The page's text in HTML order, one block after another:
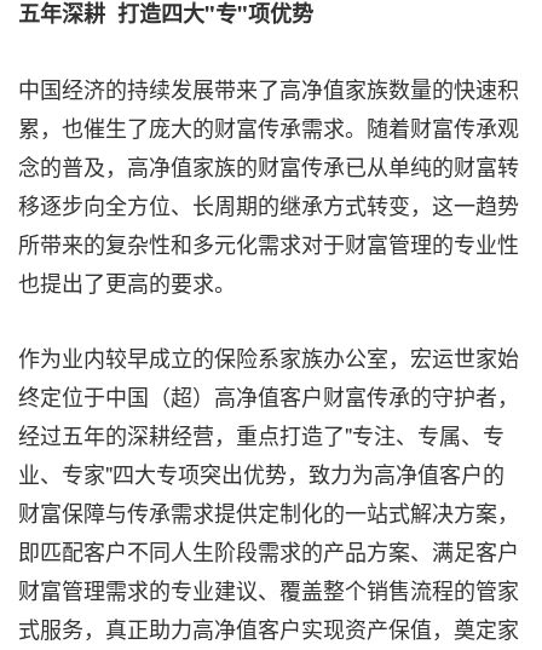
五年深耕 打造四大"专"项优势
中国经济的持续发展带来了高净值家族数量的快速积
累，也催生了庞大的财富传承需求。随着财富传承观
念的普及，高净值家族的财富传承已从单纯的财富转
移逐步向全方位、长周期的继承方式转变，这一趋势
所带来的复杂性和多元化需求对于财富管理的专业性
也提出了更高的要求。
作为业内较早成立的保险系家族办公室，宏运世家始
终定位于中国（超）高净值客户财富传承的守护者，
经过五年的深耕经营，重点打造了"专注、专属、专
业、专家"四大专项突出优势，致力为高净值客户的
财富保障与传承需求提供定制化的一站式解决方案，
即匹配客户不同人生阶段需求的产品方案、满足客户
财富管理需求的专业建议、覆盖整个销售流程的管家
式服务，真正助力高净值客户实现资产保值，奠定家